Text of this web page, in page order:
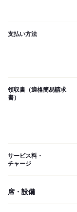
支払い方法
領収書（適格簡易請求
書）
サービス料・
チャージ
席・設備